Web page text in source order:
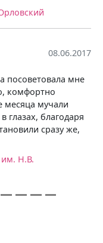
08.06.2017
посоветовала мне
комфортно
мучали
глазах, благодаря
сразу же,
Н.В.